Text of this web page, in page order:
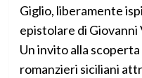
Giglio, liberamente
epistolare di Giovanni
Un invito alla
romanzieri siciliani